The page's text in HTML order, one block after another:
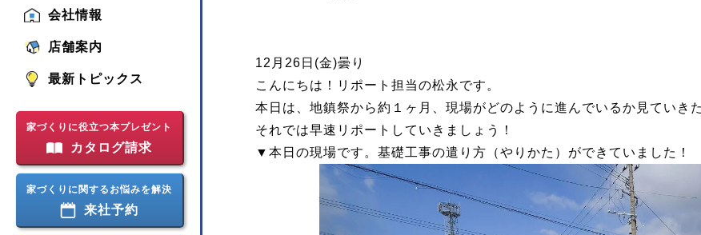
会社情報
店舗案内
最新トピックス
家づくりに役立つ本プレゼント
カタログ請求
家づくりに関するお悩みを解決
来社予約
12月26日(金)曇り
こんにちは！リポート担当の松永です。
本日は、地鎮祭から約１ヶ月、現場がどのように進んでいるか見ていき
それでは早速リポートしていきましょう！
▼本日の現場です。基礎工事の遣り方（やりかた）ができていました！